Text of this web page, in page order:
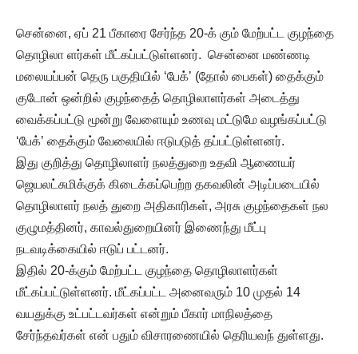
சென்னை, ஏப் 21 பீகாரை சேர்ந்த 20-க் கும் மேற்பட்ட குழந்தை
தொழிலா ளர்கள் மீட்கப்பட்டுள்ளனர். சென்னை மண்ணடி
மலையப்பன் தெரு பகுதியில் ‘பேக்’ (தோல் பைகள்) தைக்கும்
குடோன் ஒன்றில் குழந்தைத் தொழிலாளர்கள் அடைத்து
வைக்கப்பட்டு மூன்று வேளையும் உணவு மட்டுமே வழங்கப்பட்டு
‘பேக்’ தைக்கும் வேலையில் ஈடுபடுத் தப்பட்டுள்ளனர்.
இது குறித்து தொழிலாளர் நலத்துறை உதவி ஆணையர்
ஜெயலட்சுமிக்குக் கிடைக்கப்பெற்ற தகவலின் அடிப்படையில்
தொழிலாளர் நலத் துறை அதிகாரிகள், அரசு குழந்தைகள் நல
குழுமத்தினர், காவல்துறையினர் இணைந்து மீட்பு
நடவடிக்கையில் ஈடுப் பட்டனர்.
இதில் 20-க்கும் மேற்பட்ட குழந்தை தொழிலாளர்கள்
மீட்கப்பட்டுள்ளனர். மீட்கப்பட்ட அனைவரும் 10 முதல் 14
வயதுக்கு உட்பட்டவர்கள் என்றும் பீகார் மாநிலத்தை
சேர்ந்தவர்கள் என் பதும் விசாரணையில் தெரியவந் துள்ளது.